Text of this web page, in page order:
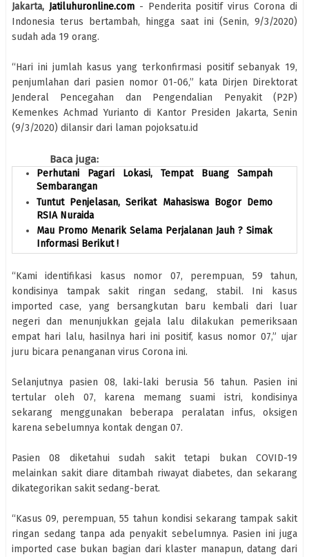
Jakarta, Jatiluhuronline.com- Penderita positif virus Corona di
Indonesia terus bertambah, hingga saat ini (Senin, 9/3/2020)
sudah ada 19 orang.
“Hari ini jumlah kasus yang terkonfirmasi positif sebanyak 19,
penjumlahan dari pasien nomor 01-06,” kata Dirjen Direktorat
Jenderal Pencegahan dan Pengendalian Penyakit (P2P)
Kemenkes Achmad Yurianto di Kantor Presiden Jakarta, Senin
(9/3/2020) dilansir dari laman pojoksatu.id
Baca juga:
Perhutani Pagari Lokasi, Tempat Buang Sampah
Sembarangan
Tuntut Penjelasan, Serikat Mahasiswa Bogor Demo
RSIA Nuraida
Mau Promo Menarik Selama Perjalanan Jauh ? Simak
Informasi Berikut !
“Kami identifikasi kasus nomor 07, perempuan, 59 tahun,
kondisinya tampak sakit ringan sedang, stabil. Ini kasus
imported case, yang bersangkutan baru kembali dari luar
negeri dan menunjukkan gejala lalu dilakukan pemeriksaan
empat hari lalu, hasilnya hari ini positif, kasus nomor 07,” ujar
juru bicara penanganan virus Corona ini.
Selanjutnya pasien 08, laki-laki berusia 56 tahun. Pasien ini
tertular oleh 07, karena memang suami istri, kondisinya
sekarang menggunakan beberapa peralatan infus, oksigen
karena sebelumnya kontak dengan 07.
Pasien 08 diketahui sudah sakit tetapi bukan COVID-19
melainkan sakit diare ditambah riwayat diabetes, dan sekarang
dikategorikan sakit sedang-berat.
“Kasus 09, perempuan, 55 tahun kondisi sekarang tampak sakit
ringan sedang tanpa ada penyakit sebelumnya. Pasien ini juga
imported case bukan bagian dari klaster manapun, datang dari